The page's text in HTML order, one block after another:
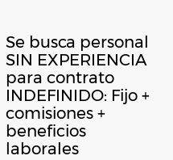
Se busca personal
SIN EXPERIENCIA
para contrato
INDEFINIDO: Fijo +
comisiones +
beneficios
laborales